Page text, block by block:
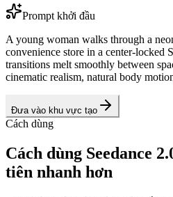
Prompt khởi đầu
A young woman walks through a
convenience store in a center-locked
transitions melt smoothly between
cinematic realism, natural body
Đưa vào khu vực tạo
Cách dùng
Cách dùng Seedance
tiên nhanh hơn